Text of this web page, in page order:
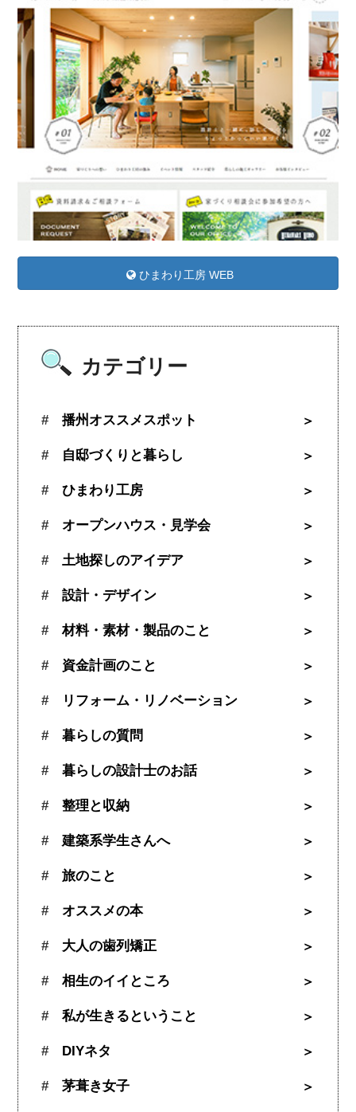
ひまわり工房 WEB
カテゴリー
播州オススメスポット
自邸づくりと暮らし
ひまわり工房
オープンハウス・見学会
土地探しのアイデア
設計・デザイン
材料・素材・製品のこと
資金計画のこと
リフォーム・リノベーション
暮らしの質問
暮らしの設計士のお話
整理と収納
建築系学生さんへ
旅のこと
オススメの本
大人の歯列矯正
相生のイイところ
私が生きるということ
DIYネタ
茅葺き女子